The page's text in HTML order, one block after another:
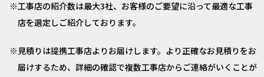
工事店の紹介数は最大3社、お客様のご要望に沿って最適な工事
店を選定しご紹介しております。
見積りは提携工事店よりお届けします。より正確なお見積りをお
届けするため、詳細の確認で複数工事店からご連絡がいくことが